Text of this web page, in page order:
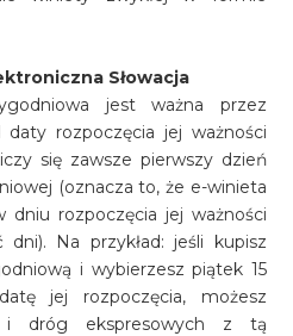
Słowacja
jest ważna przez
rozpoczęcia jej ważności
się zawsze pierwszy dzień
(oznacza to, że e-winieta
rozpoczęcia jej ważności
Na przykład: jeśli kupisz
i wybierzesz piątek 15
jej rozpoczęcia, możesz
i dróg ekspresowych z tą